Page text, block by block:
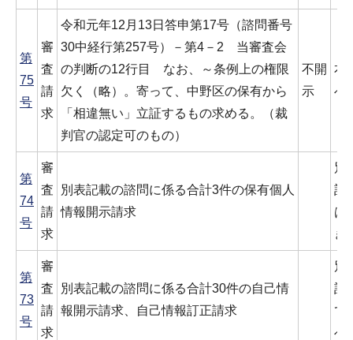
第
75
号
審
査
請
求
令和元年12月13日答申第17号（諮問番号
30中経行第257号）－第4－2 当審査会
の判断の12行目 なお、～条例上の権限
欠く（略）。寄って、中野区の保有から
「相違無い」立証するもの求める。（裁
判官の認定可のもの）
不開
示
本
べ
第
74
号
審
査
請
求
別表記載の諮問に係る合計3件の保有個人
情報開示請求
別
計
は
き
第
73
号
審
査
請
求
別表記載の諮問に係る合計30件の自己情
報開示請求、自己情報訂正請求
別
計
て
べ